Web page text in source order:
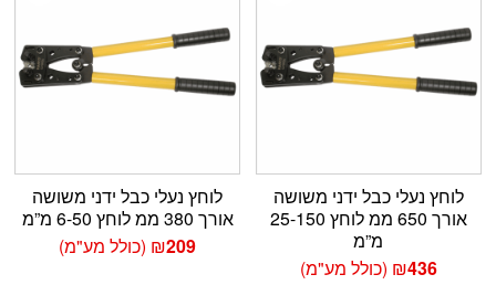
לוחץ נעלי כבל ידני משושה
אורך 650 ממ לוחץ 25-150
מ”מ
₪436 (כולל מע"מ)
לוחץ נעלי כבל ידני משושה
אורך 380 ממ לוחץ 6-50 מ”מ
₪209 (כולל מע"מ)